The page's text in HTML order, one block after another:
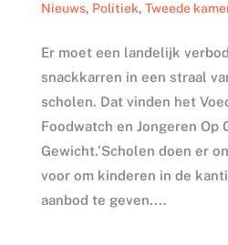
Nieuws, Politiek, Tweede
Er moet een landelijk
snackkarren in een straal
scholen. Dat vinden het
Foodwatch en Jongeren Op
Gewicht.’Scholen doen er
voor om kinderen in de
aanbod te geven....